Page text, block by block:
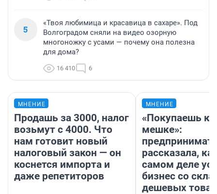
5
«Твоя любимица и красавица в сахаре». Под
Волгоградом сняли на видео озорную
многоножку с усами — почему она полезна
для дома?
16 410 6
МНЕНИЕ
Продашь за 3000, налог
возьмут с 4000. Что
нам готовит новый
налоговый закон — он
коснется импорта и
даже репетиторов
МНЕНИЕ
«Покупаешь
мешке»:
рассказала,
самом деле
бизнес со
дешевых